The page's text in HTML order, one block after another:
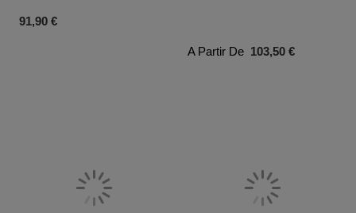
Prix du produit
91,90 €
A Partir De Prix du produit
103,50 €